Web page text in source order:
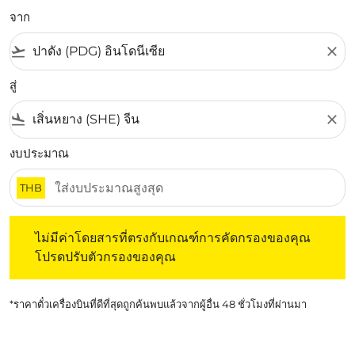
จาก
flight_takeoff close
สู่
flight_land close
งบประมาณ
THB
ไม่มีค่าโดยสารที่ตรงกับเกณฑ์การคัดกรองของคุณ
โปรดปรับตัวกรองของคุณ
*ราคาตั๋วเครื่องบินที่ดีที่สุดถูกค้นพบแล้วจากผู้อื่น 48 ชั่วโมงที่ผ่านมา